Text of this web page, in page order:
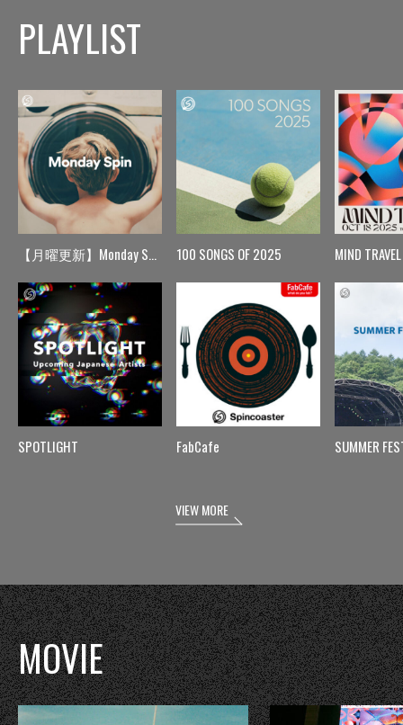
PLAYLIST
【月曜更新】Monday Spin
SPOTLIGHT
100 SONGS OF 2025
FabCafe
MIND TRAVEL
SUMMER
VIEW MORE
MOVIE